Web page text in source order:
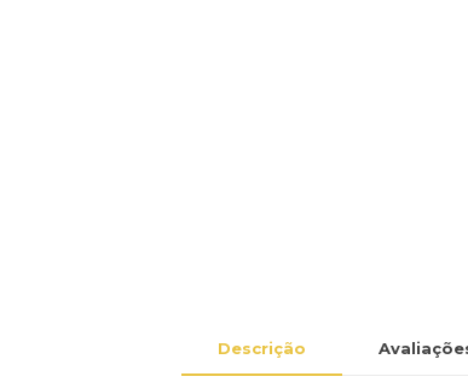
Descrição